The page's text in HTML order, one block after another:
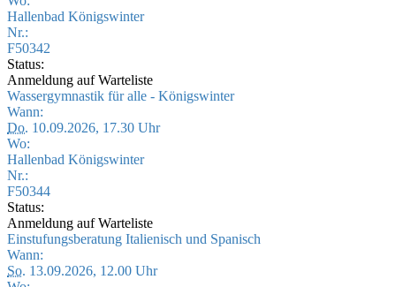
Hallenbad Königswinter
Nr.:
F50342
Status:
Anmeldung auf Warteliste
Wassergymnastik für alle - Königswinter
Wann:
Do. 10.09.2026, 17.30 Uhr
Wo:
Hallenbad Königswinter
Nr.:
F50344
Status:
Anmeldung auf Warteliste
Einstufungsberatung Italienisch und Spanisch
Wann:
So. 13.09.2026, 12.00 Uhr